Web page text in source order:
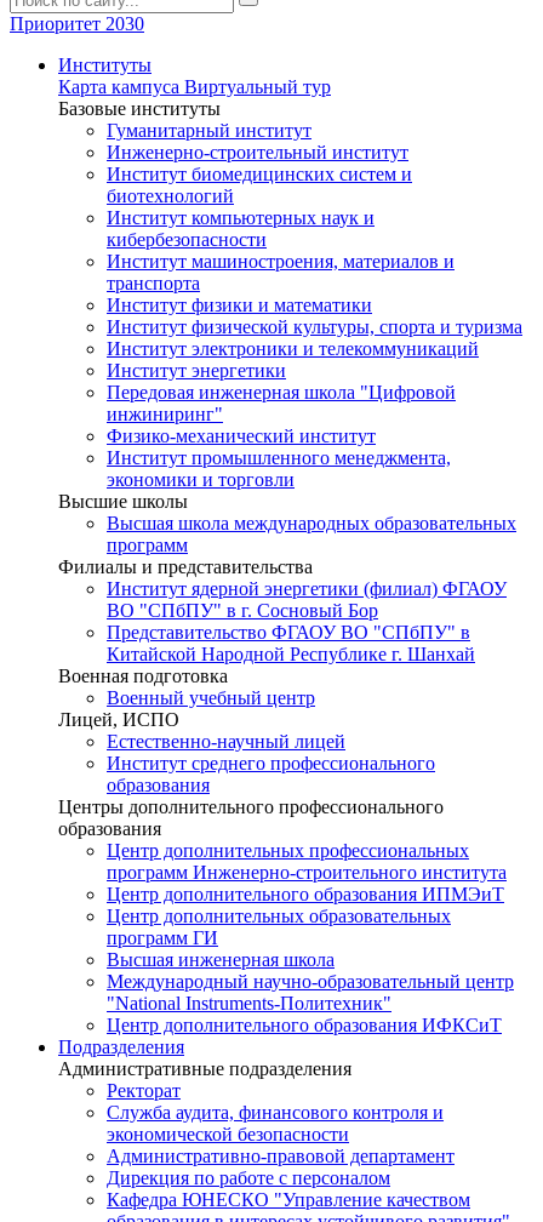
Приоритет 2030
Институты
Карта кампуса Виртуальный тур
Базовые институты
Гуманитарный институт
Инженерно-строительный институт
Институт биомедицинских систем и
биотехнологий
Институт компьютерных наук и
кибербезопасности
Институт машиностроения, материалов и
транспорта
Институт физики и математики
Институт физической культуры, спорта и туризма
Институт электроники и телекоммуникаций
Институт энергетики
Передовая инженерная школа "Цифровой
инжиниринг"
Физико-механический институт
Институт промышленного менеджмента,
экономики и торговли
Высшие школы
Высшая школа международных образовательных
программ
Филиалы и представительства
Институт ядерной энергетики (филиал) ФГАОУ
ВО "СПбПУ" в г. Сосновый Бор
Представительство ФГАОУ ВО "СПбПУ" в
Китайской Народной Республике г. Шанхай
Военная подготовка
Военный учебный центр
Лицей, ИСПО
Естественно-научный лицей
Институт среднего профессионального
образования
Центры дополнительного профессионального
образования
Центр дополнительных профессиональных
программ Инженерно-строительного института
Центр дополнительного образования ИПМЭиТ
Центр дополнительных образовательных
программ ГИ
Высшая инженерная школа
Международный научно-образовательный центр
"National Instruments-Политехник"
Центр дополнительного образования ИФКСиТ
Подразделения
Административные подразделения
Ректорат
Служба аудита, финансового контроля и
экономической безопасности
Административно-правовой департамент
Дирекция по работе с персоналом
Кафедра ЮНЕСКО "Управление качеством